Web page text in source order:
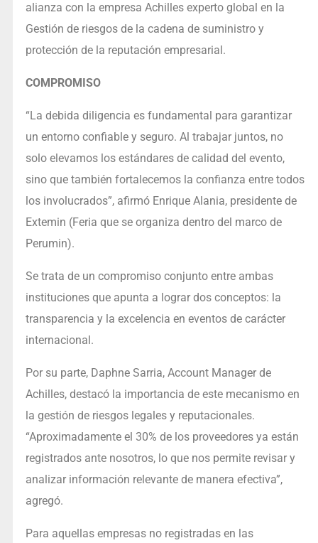
alianza con la empresa Achilles experto global en la
Gestión de riesgos de la cadena de suministro y
protección de la reputación empresarial.
COMPROMISO
“La debida diligencia es fundamental para garantizar
un entorno confiable y seguro. Al trabajar juntos, no
solo elevamos los estándares de calidad del evento,
sino que también fortalecemos la confianza entre todos
los involucrados”, afirmó Enrique Alania, presidente de
Extemin (Feria que se organiza dentro del marco de
Perumin).
Se trata de un compromiso conjunto entre ambas
instituciones que apunta a lograr dos conceptos: la
transparencia y la excelencia en eventos de carácter
internacional.
Por su parte, Daphne Sarria, Account Manager de
Achilles, destacó la importancia de este mecanismo en
la gestión de riesgos legales y reputacionales.
“Aproximadamente el 30% de los proveedores ya están
registrados ante nosotros, lo que nos permite revisar y
analizar información relevante de manera efectiva”,
agregó.
Para aquellas empresas no registradas en las